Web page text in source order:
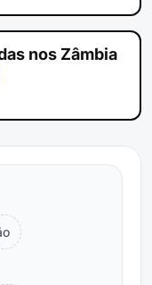
nos Zâmbia